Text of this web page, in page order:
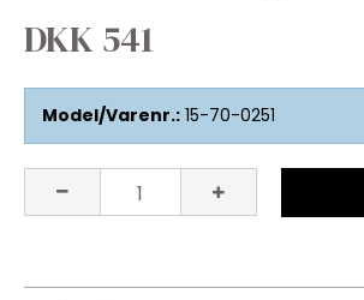
DKK 541
Model/Varenr.: 15-70-0251